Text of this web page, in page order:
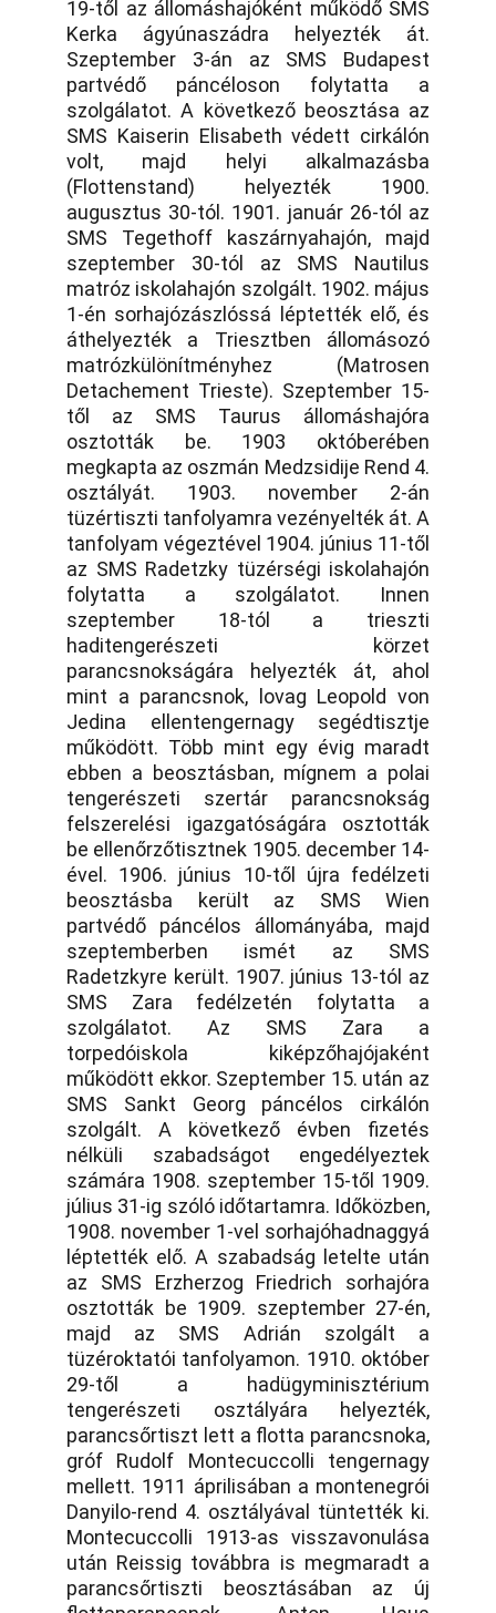
19-től az állomáshajóként működő SMS
Kerka ágyúnaszádra helyezték át.
Szeptember 3-án az SMS Budapest
partvédő páncéloson folytatta a
szolgálatot. A következő beosztása az
SMS Kaiserin Elisabeth védett cirkálón
volt, majd helyi alkalmazásba
(Flottenstand) helyezték 1900.
augusztus 30-tól. 1901. január 26-tól az
SMS Tegethoff kaszárnyahajón, majd
szeptember 30-tól az SMS Nautilus
matróz iskolahajón szolgált. 1902. május
1-én sorhajózászlóssá léptették elő, és
áthelyezték a Triesztben állomásozó
matrózkülönítményhez (Matrosen
Detachement Trieste). Szeptember 15-
től az SMS Taurus állomáshajóra
osztották be. 1903 októberében
megkapta az oszmán Medzsidije Rend 4.
osztályát. 1903. november 2-án
tüzértiszti tanfolyamra vezényelték át. A
tanfolyam végeztével 1904. június 11-től
az SMS Radetzky tüzérségi iskolahajón
folytatta a szolgálatot. Innen
szeptember 18-tól a trieszti
haditengerészeti körzet
parancsnokságára helyezték át, ahol
mint a parancsnok, lovag Leopold von
Jedina ellentengernagy segédtisztje
működött. Több mint egy évig maradt
ebben a beosztásban, mígnem a polai
tengerészeti szertár parancsnokság
felszerelési igazgatóságára osztották
be ellenőrzőtisztnek 1905. december 14-
ével. 1906. június 10-től újra fedélzeti
beosztásba került az SMS Wien
partvédő páncélos állományába, majd
szeptemberben ismét az SMS
Radetzkyre került. 1907. június 13-tól az
SMS Zara fedélzetén folytatta a
szolgálatot. Az SMS Zara a
torpedóiskola kiképzőhajójaként
működött ekkor. Szeptember 15. után az
SMS Sankt Georg páncélos cirkálón
szolgált. A következő évben fizetés
nélküli szabadságot engedélyeztek
számára 1908. szeptember 15-től 1909.
július 31-ig szóló időtartamra. Időközben,
1908. november 1-vel sorhajóhadnaggyá
léptették elő. A szabadság letelte után
az SMS Erzherzog Friedrich sorhajóra
osztották be 1909. szeptember 27-én,
majd az SMS Adrián szolgált a
tüzéroktatói tanfolyamon. 1910. október
29-től a hadügyminisztérium
tengerészeti osztályára helyezték,
parancsőrtiszt lett a flotta parancsnoka,
gróf Rudolf Montecuccolli tengernagy
mellett. 1911 áprilisában a montenegrói
Danyilo-rend 4. osztályával tüntették ki.
Montecuccolli 1913-as visszavonulása
után Reissig továbbra is megmaradt a
parancsőrtiszti beosztásában az új